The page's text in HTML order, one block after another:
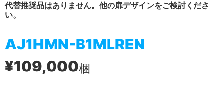
代替推奨品はありません。他の扉デザインをご検討くださ
い。
AJ1HMN-B1MLREN
¥109,000梱